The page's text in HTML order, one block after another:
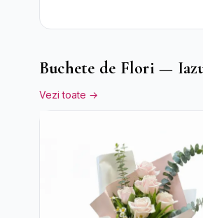
Buchete de Flori —
Vezi toate →